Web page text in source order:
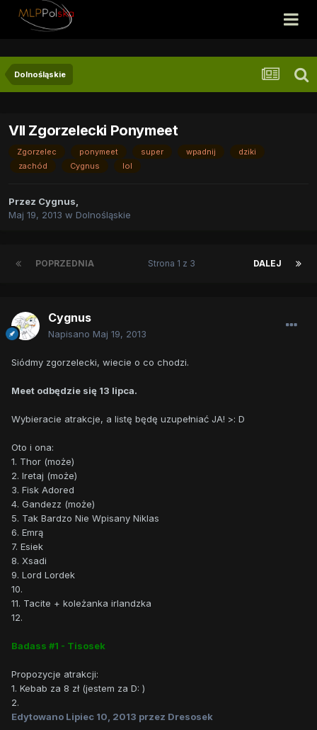
Dolnośląskie
VII Zgorzelecki Ponymeet
Zgorzelec ponymeet super wpadnij
dziki
zachód
Cygnus lol
Przez Cygnus,
Maj 19, 2013 w Dolnośląskie
POPRZEDNIA DALEJ
Strona 1 z 3
Cygnus
Napisano Maj 19, 2013
Siódmy zgorzelecki, wiecie o co chodzi.
Meet odbędzie się 13 lipca.
Wybieracie atrakcje, a listę będę uzupełniać JA! >: D
Oto i ona:
1. Thor (może)
2. Iretaj (może)
3. Fisk Adored
4. Gandezz (może)
5. Tak Bardzo Nie Wpisany Niklas
6. Emrą
7. Esiek
8. Xsadi
9. Lord Lordek
10.
11. Tacite + koleżanka irlandzka
12.
Badass #1 - Tisosek
Propozycje atrakcji:
1. Kebab za 8 zł (jestem za D: )
2.
Edytowano Lipiec 10, 2013 przez Dresosek